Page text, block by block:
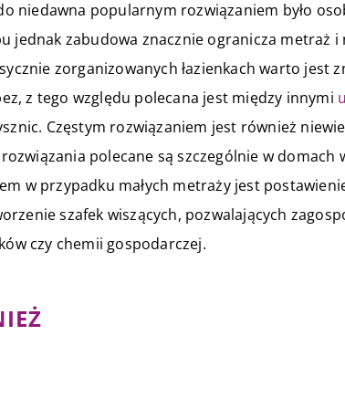
niedawna popularnym rozwiązaniem było
jednak zabudowa znacznie ogranicza metraż
zorganizowanych łazienkach warto jest
z tego względu polecana jest między innymi
Częstym rozwiązaniem jest również
polecane są szczególnie w domach
w przypadku małych metraży jest
szafek wiszących, pozwalających
czy chemii gospodarczej.